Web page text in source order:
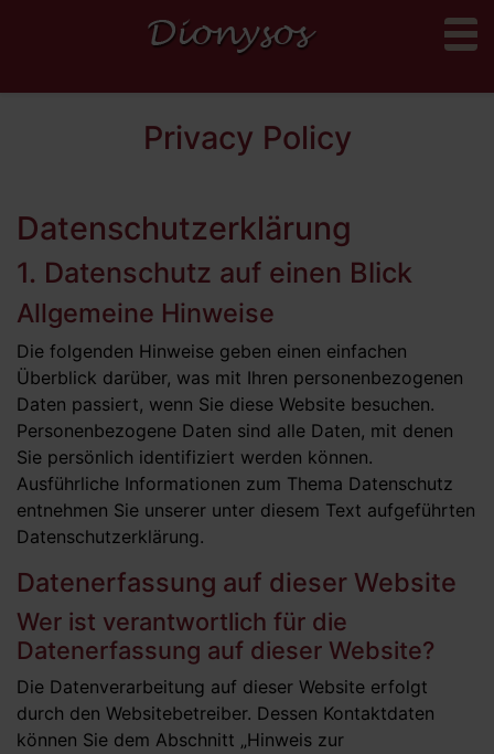
Privacy Policy
Datenschutz­erklärung
1. Datenschutz auf einen Blick
Allgemeine Hinweise
Die folgenden Hinweise geben einen einfachen
Überblick darüber, was mit Ihren personenbezogenen
Daten passiert, wenn Sie diese Website besuchen.
Personenbezogene Daten sind alle Daten, mit denen
Sie persönlich identifiziert werden können.
Ausführliche Informationen zum Thema Datenschutz
entnehmen Sie unserer unter diesem Text aufgeführten
Datenschutzerklärung.
Datenerfassung auf dieser Website
Wer ist verantwortlich für die
Datenerfassung auf dieser Website?
Die Datenverarbeitung auf dieser Website erfolgt
durch den Websitebetreiber. Dessen Kontaktdaten
können Sie dem Abschnitt „Hinweis zur